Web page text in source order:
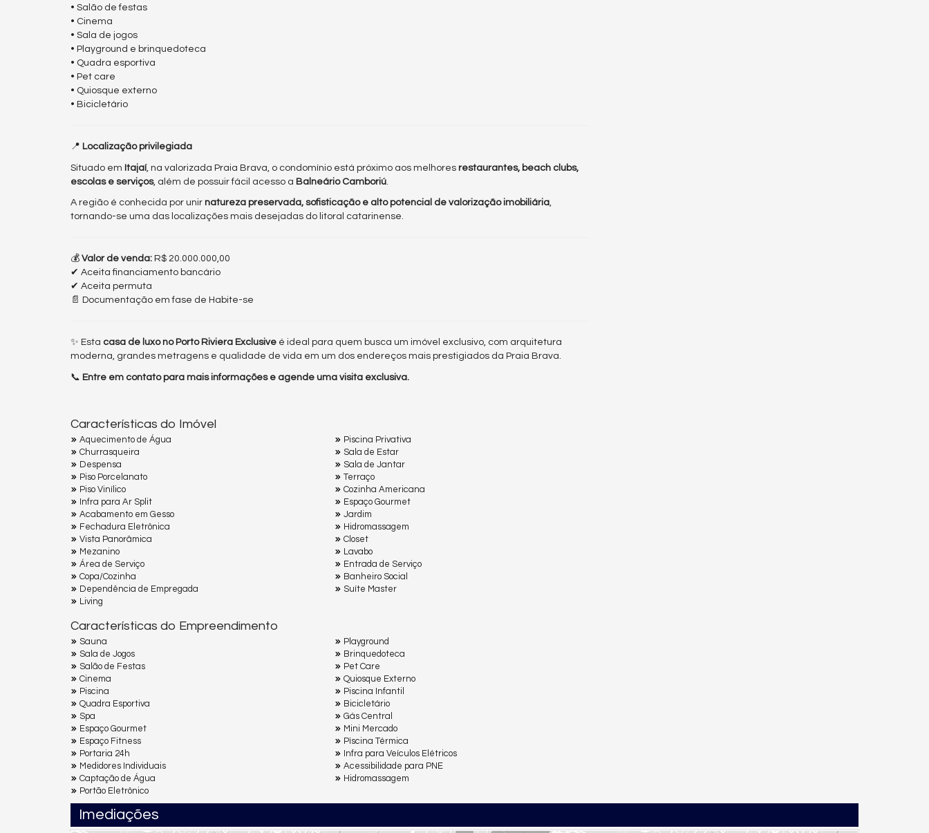
• Salão de festas
• Cinema
• Sala de jogos
• Playground e brinquedoteca
• Quadra esportiva
• Pet care
• Quiosque externo
• Bicicletário
📍 Localização privilegiada
Situado em Itajaí, na valorizada Praia Brava, o condomínio está próximo aos melhores restaurantes, beach clubs,
escolas e serviços, além de possuir fácil acesso a Balneário Camboriú.
A região é conhecida por unir natureza preservada, sofisticação e alto potencial de valorização imobiliária,
tornando-se uma das localizações mais desejadas do litoral catarinense.
💰 Valor de venda: R$ 20.000.000,00
✔ Aceita financiamento bancário
✔ Aceita permuta
📄 Documentação em fase de Habite-se
✨ Esta casa de luxo no Porto Riviera Exclusive é ideal para quem busca um imóvel exclusivo, com arquitetura
moderna, grandes metragens e qualidade de vida em um dos endereços mais prestigiados da Praia Brava.
📞 Entre em contato para mais informações e agende uma visita exclusiva.
Características do Imóvel
Aquecimento de Água
Churrasqueira
Despensa
Piso Porcelanato
Piso Vinílico
Infra para Ar Split
Acabamento em Gesso
Fechadura Eletrônica
Vista Panorâmica
Mezanino
Área de Serviço
Copa/Cozinha
Dependência de Empregada
Living
Piscina Privativa
Sala de Estar
Sala de Jantar
Terraço
Cozinha Americana
Espaço Gourmet
Jardim
Hidromassagem
Closet
Lavabo
Entrada de Serviço
Banheiro Social
Suíte Master
Características do Empreendimento
Sauna
Sala de Jogos
Salão de Festas
Cinema
Piscina
Quadra Esportiva
Spa
Espaço Gourmet
Espaço Fitness
Portaria 24h
Medidores Individuais
Captação de Água
Portão Eletrônico
Playground
Brinquedoteca
Pet Care
Quiosque Externo
Piscina Infantil
Bicicletário
Gás Central
Mini Mercado
Pìscina Térmica
Infra para Veículos Elétricos
Acessibilidade para PNE
Hidromassagem
Imediações